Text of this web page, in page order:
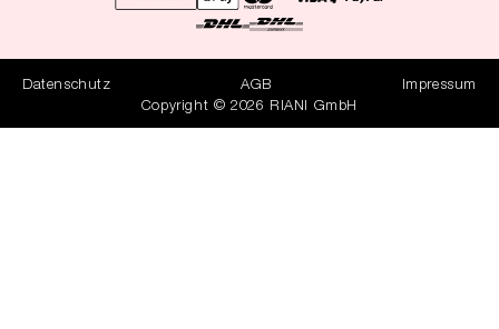
Datenschutz AGB
Impressum
Copyright © 2026 RIANI GmbH